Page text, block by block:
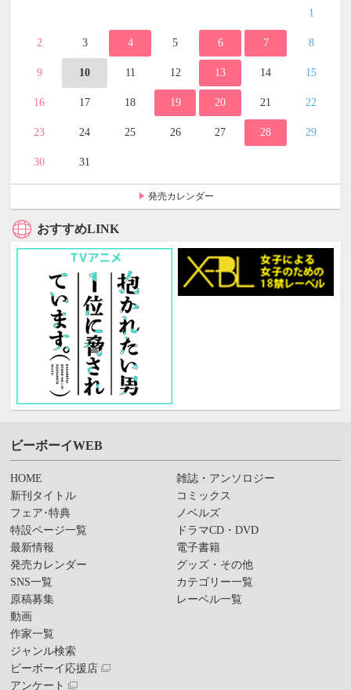
1
2 3 4 5 6 7 8
9 10 11 12 13 14 15
16 17 18 19 20 21 22
23 24 25 26 27 28 29
30 31
発売カレンダー
おすすめLINK
ビーボーイWEB
HOME
新刊タイトル
フェア･特典
特設ページ一覧
最新情報
発売カレンダー
SNS一覧
原稿募集
動画
作家一覧
ジャンル検索
ビーボーイ応援店
アンケート
雑誌・アンソロジー
コミックス
ノベルズ
ドラマCD・DVD
電子書籍
グッズ・その他
カテゴリー一覧
レーベル一覧